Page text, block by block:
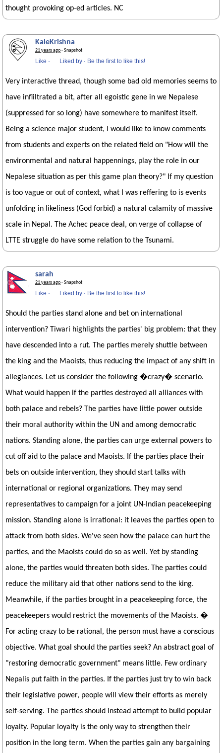
thought provoking op-ed articles. NC
KaleKrishna
21 years ago· Snapshot
Like · Liked by · Be the first to like this!
Very interactive thread, though some bad old memories seems to
have infliltrated a bit, after all egoistic gene in we Nepalese
(suppressed for so long) have somewhere to manifest itself.
Being a science major student, I would like to know comments
from students and experts on the related field on "How will the
environmental and natural happennings, play the role in our
Nepalese situation as per this game plan theory?" If my question
is too vague or out of context, what I was reffering to is events
unfolding in likeliness (God forbid) a natural calamity of massive
scale in Nepal. The Achec peace deal, on verge of collapse of
LTTE struggle do have some relation to the Tsunami.
sarah
21 years ago· Snapshot
Like · Liked by · Be the first to like this!
Should the parties stand alone and bet on international
intervention? Tiwari highlights the parties' big problem: that they
have descended into a rut. The parties merely shuttle between
the king and the Maoists, thus reducing the impact of any shift in
allegiances. Let us consider the following �crazy� scenario.
What would happen if the parties destroyed all alliances with
both palace and rebels? The parties have little power outside
their moral authority within the UN and among democratic
nations. Standing alone, the parties can urge external powers to
cut off aid to the palace and Maoists. If the parties place their
bets on outside intervention, they should start talks with
international or regional organizations. They may send
representatives to campaign for a joint UN-Indian peacekeeping
mission. Standing alone is irrational: it leaves the parties open to
attack from both sides. We've seen how the palace can hurt the
parties, and the Maoists could do so as well. Yet by standing
alone, the parties would threaten both sides. The parties could
reduce the military aid that other nations send to the king.
Meanwhile, if the parties brought in a peacekeeping force, the
peacekeepers would restrict the movements of the Maoists. �
For acting crazy to be rational, the person must have a conscious
objective. What goal should the parties seek? An abstract goal of
"restoring democratic government" means little. Few ordinary
Nepalis put faith in the parties. If the parties just try to win back
their legislative power, people will view their efforts as merely
self-serving. The parties should instead attempt to build popular
loyalty. Popular loyalty is the only way to strengthen their
position in the long term. When the parties gain any bargaining